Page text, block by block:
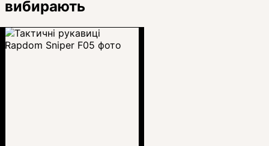
вибирають